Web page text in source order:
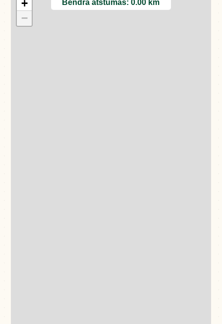
Bendra atstumas:0.00 km
+
−